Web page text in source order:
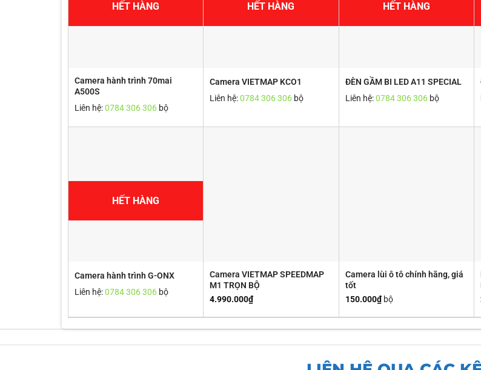
HẾT HÀNG
Camera hành trình 70mai
A500S
Liên hệ:0784 306 306bộ
HẾT HÀNG
Camera VIETMAP KCO1
Liên hệ:0784 306 306 bộ
HẾT HÀNG
ĐÈN GẦM BI LED A11 SPECIAL
Liên hệ:0784 306 306bộ
HẾT HÀNG
Camera hành trình G-ONX
Liên hệ:0784 306 306bộ
Camera VIETMAP SPEEDMAP
M1 TRỌN BỘ
4.990.000₫
Camera lùi ô tô chính hãng, giá
tốt
150.000₫bộ